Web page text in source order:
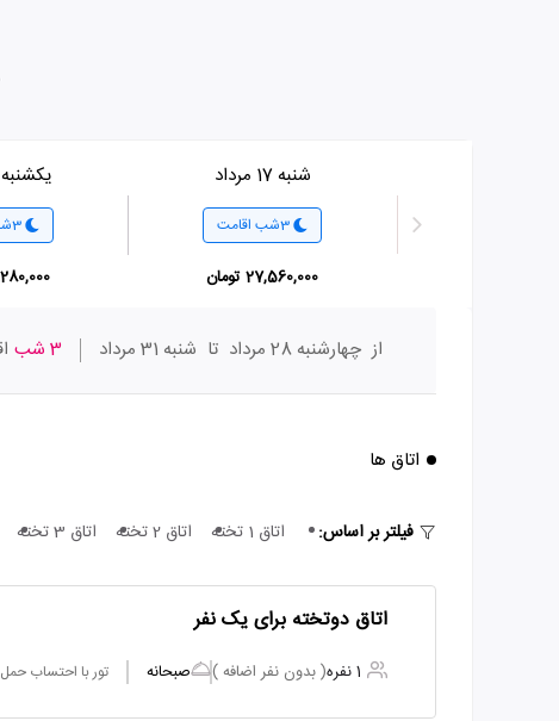
شنبه 17 مرداد
3شب اقامت
27,560,000 تومان
یکشنبه 18
3شب اقامت
25,280,000
از چهارشنبه 28 مرداد تا شنبه 31 مرداد 3 شب
اتاق ها
فیلتر بر اساس: اتاق 1 تخته اتاق 2 تخته اتاق 3 تخته
اتاق دوتخته برای یک نفر
1 نفره ( بدون نفر اضافه ) صبحانه تور با احتساب